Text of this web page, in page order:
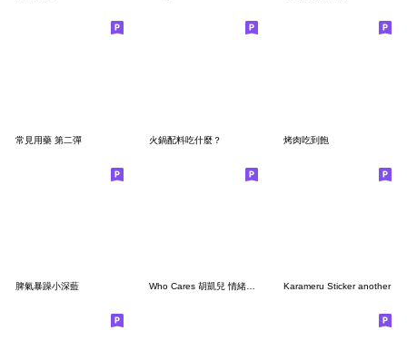
常見用藥 第二彈 火鍋配料吃什麼？ 烤肉吃到飽
脾氣暴躁小深藍 Karameru Sticker another